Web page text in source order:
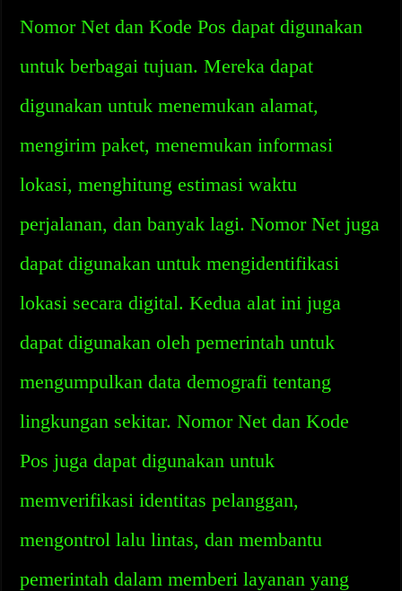
Nomor Net dan Kode Pos dapat digunakan
untuk berbagai tujuan. Mereka dapat
digunakan untuk menemukan alamat,
mengirim paket, menemukan informasi
lokasi, menghitung estimasi waktu
perjalanan, dan banyak lagi. Nomor Net juga
dapat digunakan untuk mengidentifikasi
lokasi secara digital. Kedua alat ini juga
dapat digunakan oleh pemerintah untuk
mengumpulkan data demografi tentang
lingkungan sekitar. Nomor Net dan Kode
Pos juga dapat digunakan untuk
memverifikasi identitas pelanggan,
mengontrol lalu lintas, dan membantu
pemerintah dalam memberi layanan yang